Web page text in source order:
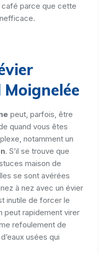
parce que cette
peut, parfois, être
quand vous êtes
notamment un
. S’il se trouve que
maison de
se sont avérées
à nez avec un évier
inutile de forcer le
peut rapidement virer
refoulement de
usées qui